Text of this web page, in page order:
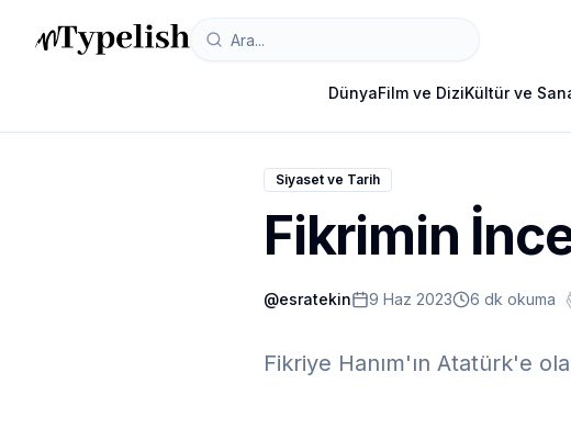
DünyaFilm ve DiziKültür ve
Siyaset ve Tarih
Fikrimin
@esratekin 9 Haz 2023 6 dk okuma
Fikriye Hanım'ın Atatürk'e